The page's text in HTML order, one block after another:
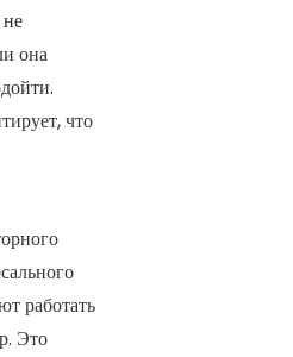
она
что
работать
Это